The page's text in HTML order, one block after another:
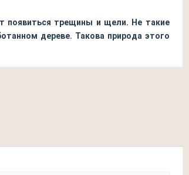
появиться трещины и щели. Не такие
дереве. Такова природа этого